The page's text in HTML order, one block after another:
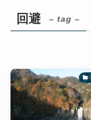
回避 – tag –